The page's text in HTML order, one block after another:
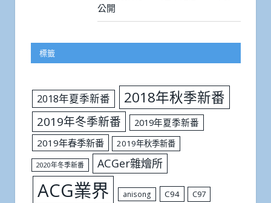
公開
標籤
2018年夏季新番 2018年秋季新番
2019年冬季新番
2019年夏季新番
2019年春季新番
2019年秋季新番
2020年冬季新番 ACGer雜燴所
ACG業界 anisong C94 C97